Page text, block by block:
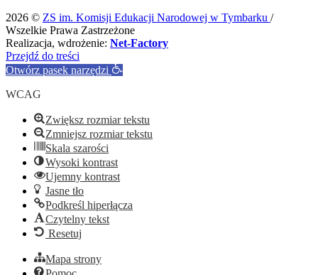
2026 © ZS im. Komisji Edukacji Narodowej w Tymbarku /
Wszelkie Prawa Zastrzeżone
Realizacja, wdrożenie: Net-Factory
Przejdź do treści
Otwórz pasek narzędzi
WCAG
Zwiększ rozmiar tekstu
Zmniejsz rozmiar tekstu
Skala szarości
Wysoki kontrast
Ujemny kontrast
Jasne tło
Podkreśl hiperłącza
Czytelny tekst
Resetuj
Mapa strony